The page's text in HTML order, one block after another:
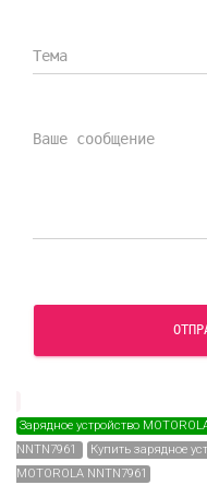
Зарядное устройство
NNTN7961
Купить зарядное
MOTOROLA NNTN7961